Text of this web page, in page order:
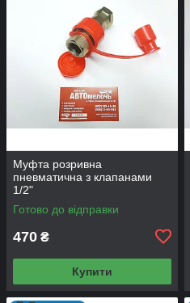
Муфта розривна
пневматична з клапанами
1/2"
Готово до відправки
470 ₴
Купити